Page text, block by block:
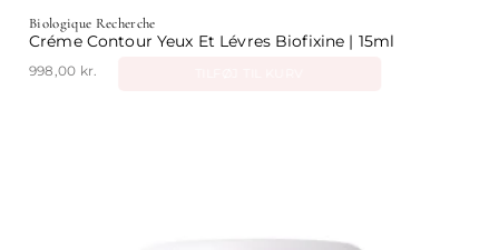
Biologique Recherche
Créme Contour Yeux Et Lévres Biofixine | 15ml
998,00 kr.